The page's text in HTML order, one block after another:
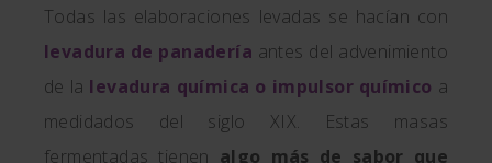
Todas las elaboraciones levadas se hacían con
levadura de panadería antes del advenimiento
de la levadura química o impulsor químico a
medidados del siglo XIX. Estas masas
fermentadas tienen algo más de sabor que